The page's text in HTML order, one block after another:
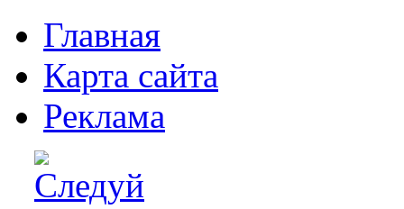
Главная
Карта сайта
Реклама